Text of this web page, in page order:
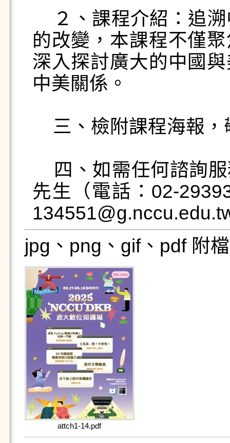
的改變，本課程不僅
深入探討廣大的中國
中美關係。
先生（電話：02-
jpg、png、gif、pdf 附
attch1-14.pdf